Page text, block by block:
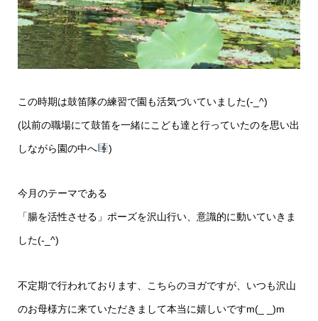
この時期は鼓笛隊の練習で園も活気づいていました(-_^)
(以前の職場にて鼓笛を一緒にこども達と行っていたのを思い出
しながら園の中へ )
今月のテーマである
「腸を活性させる」ポーズを沢山行い、意識的に動いていきま
した(-_^)
不定期で行われております、こちらのヨガですが、いつも沢山
のお母様方に来ていただきまして本当に嬉しいですm(_ _)m